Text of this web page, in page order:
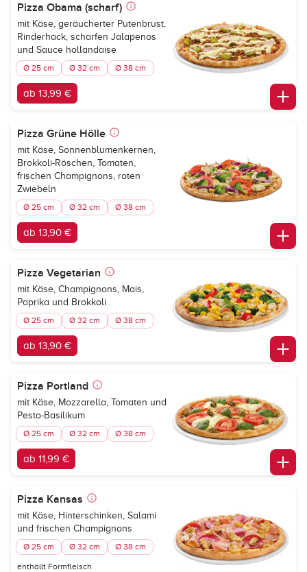
Pizza Obama (scharf)
mit Käse, geräucherter Putenbrust,
Rinderhack, scharfen Jalapenos
und Sauce hollandaise
Ø 25 cm Ø 32 cm Ø 38 cm
ab 13,99 €
Pizza Grüne Hölle
mit Käse, Sonnenblumenkernen,
Brokkoli-Röschen, Tomaten,
frischen Champignons, roten
Zwiebeln
Ø 25 cm Ø 32 cm Ø 38 cm
ab 13,90 €
Pizza Vegetarian
mit Käse, Champignons, Mais,
Paprika und Brokkoli
Ø 25 cm Ø 32 cm Ø 38 cm
ab 13,90 €
Pizza Portland
mit Käse, Mozzarella, Tomaten und
Pesto-Basilikum
Ø 25 cm Ø 32 cm Ø 38 cm
ab 11,99 €
Pizza Kansas
mit Käse, Hinterschinken, Salami
und frischen Champignons
Ø 25 cm Ø 32 cm Ø 38 cm
enthällt Formfleisch